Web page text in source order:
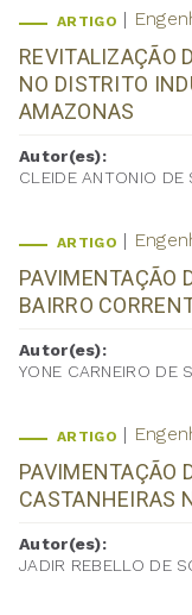
ARTIGO
REVITALIZAÇÃO
NO DISTRITO
AMAZONAS
Autor(es):
CLEIDE ANTONIO DE
ARTIGO
PAVIMENTAÇÃO
BAIRRO
Autor(es):
YONE CARNEIRO DE
ARTIGO
PAVIMENTAÇÃO
CASTANHEIRAS
Autor(es):
JADIR REBELLO DE